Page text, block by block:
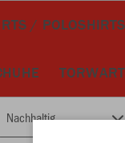
/ POLOSHIRTS
Nachhaltig